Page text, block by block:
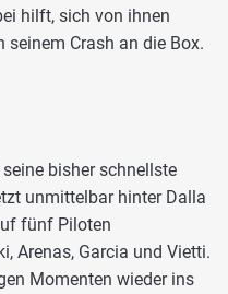
hilft, sich von ihnen
Crash an die Box.
bisher schnellste
unmittelbar hinter Dalla
fünf Piloten
Arenas, Garcia und Vietti.
Momenten wieder ins